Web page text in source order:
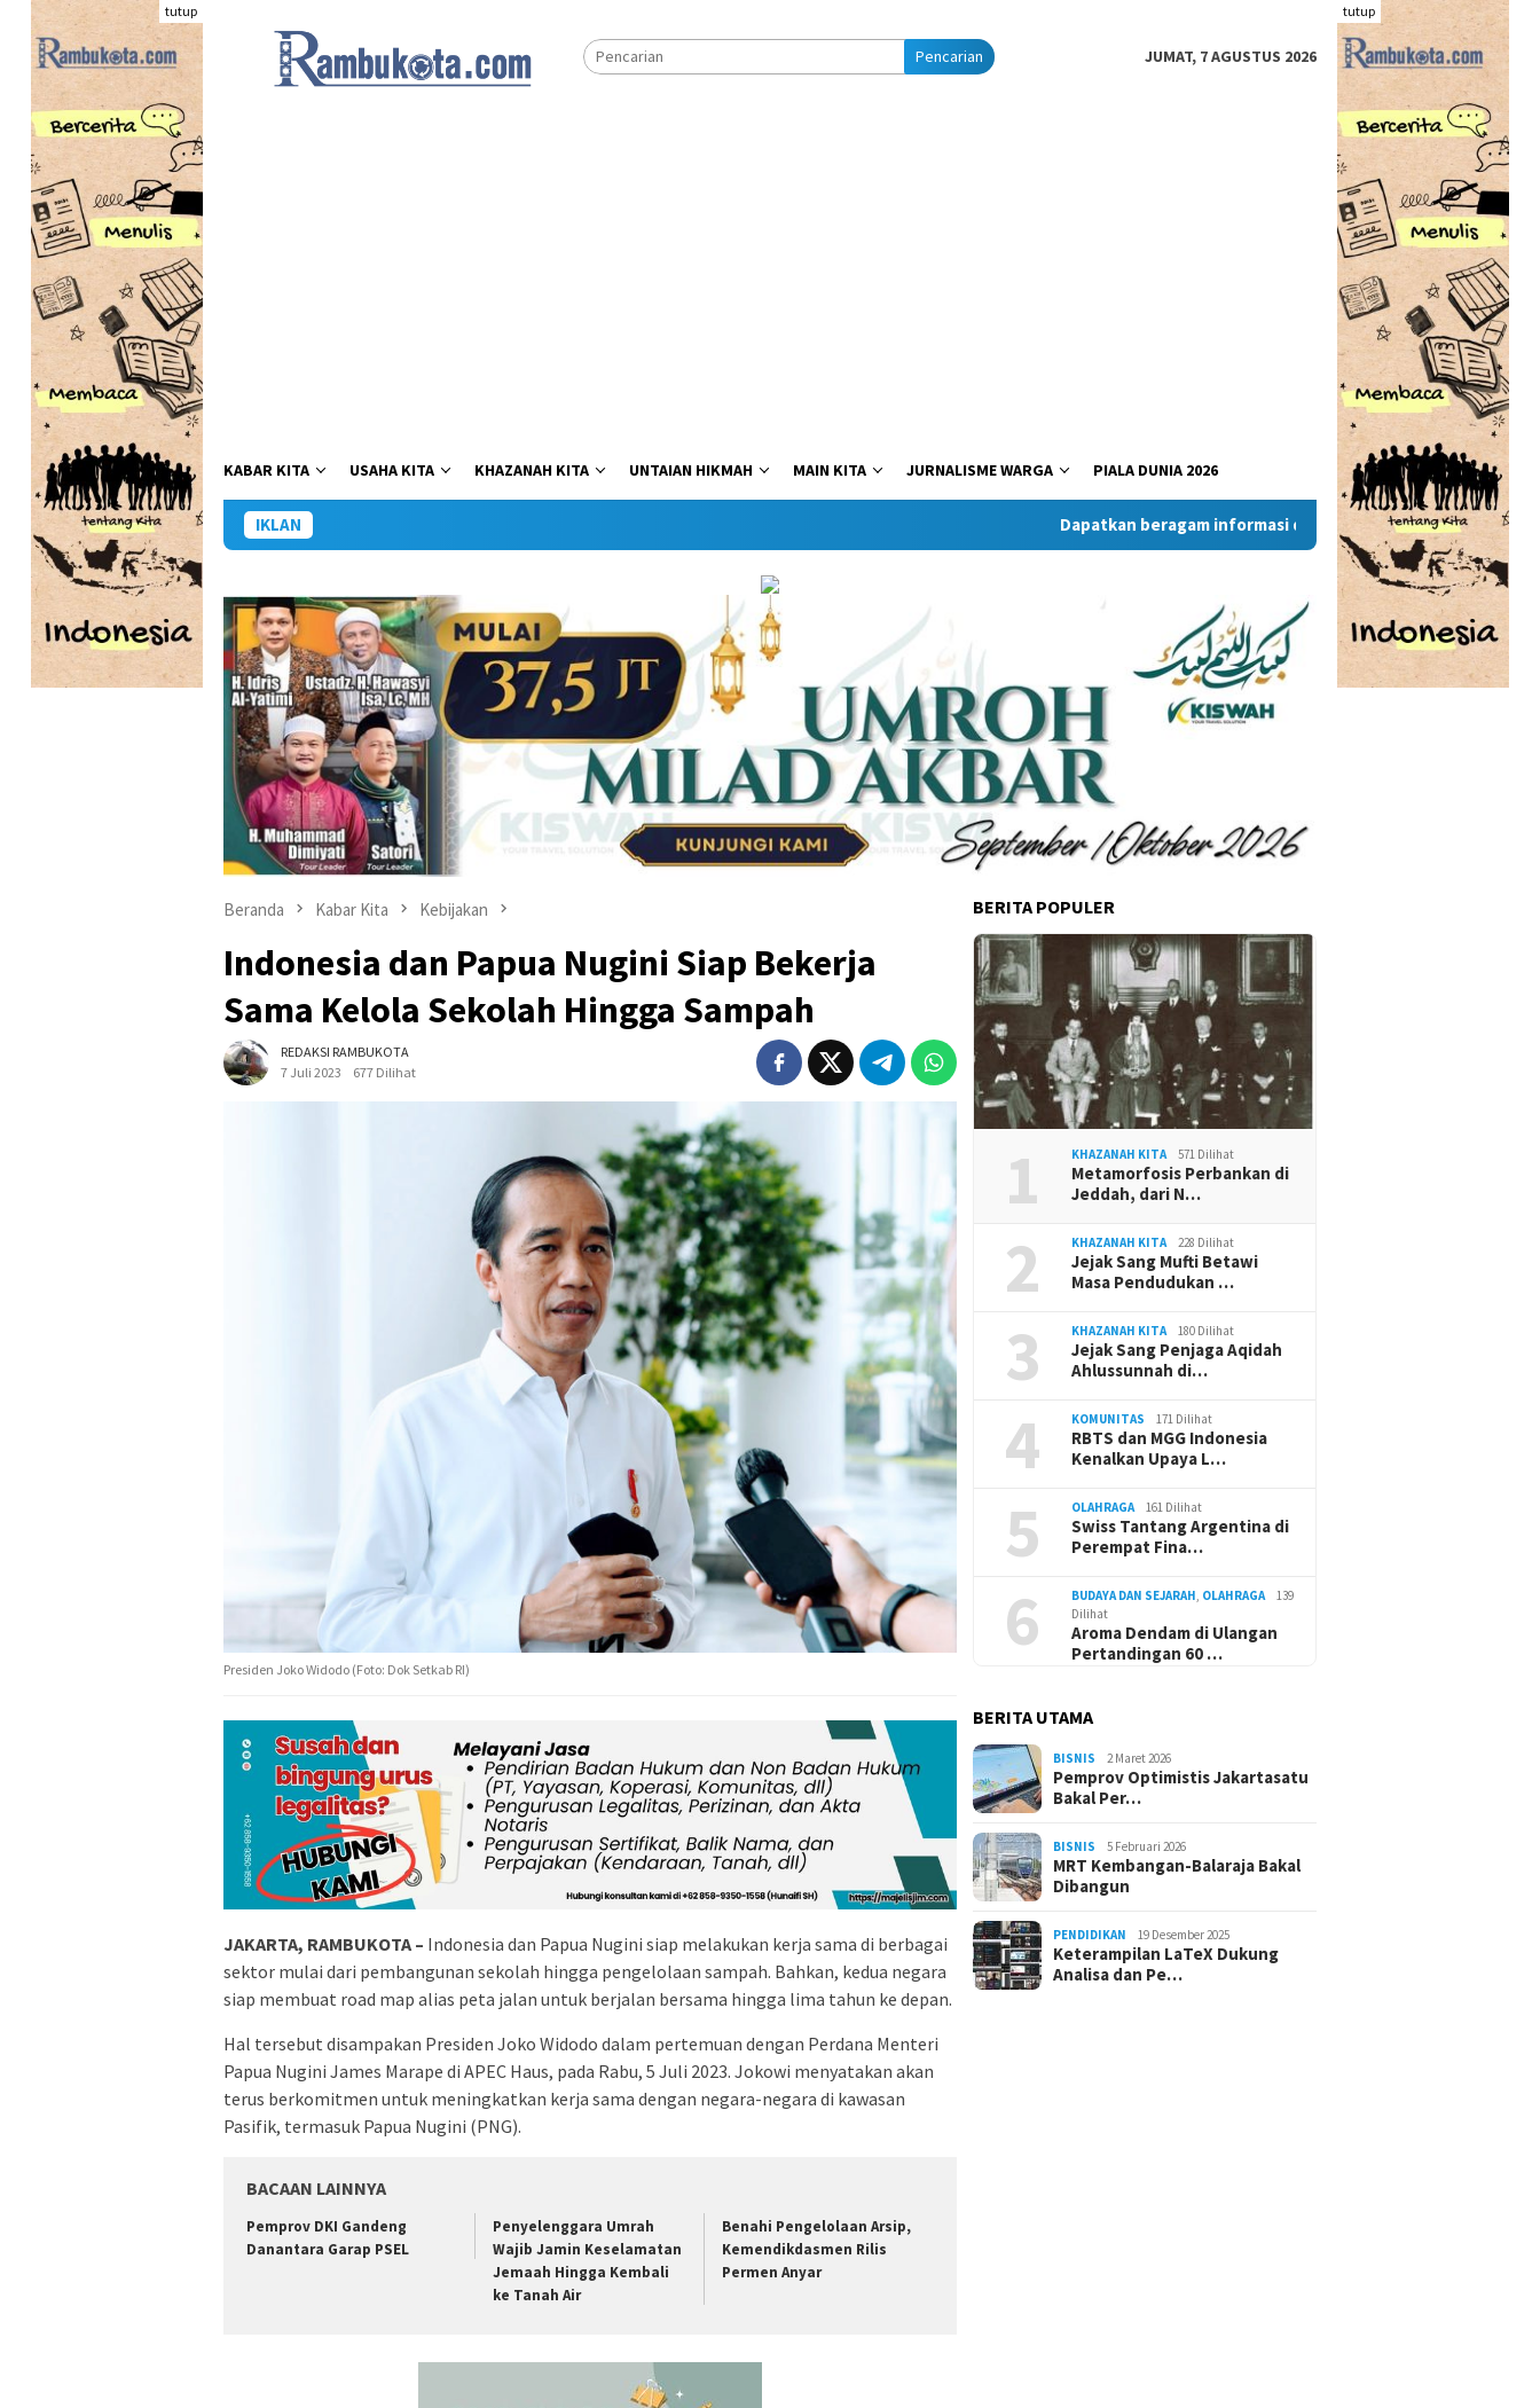
Loncat
konten
tutup tutup
Pencarian JUMAT, 7 AGUSTUS 2026
KABAR KITA USAHA KITA KHAZANAH KITA UNTAIAN HIKMAH MAIN KITA JURNALISME WARGA PIALA DUNIA 2026
IKLAN Dapatkan beragam informasi dan berita menarik dari situs
Beranda Kabar Kita Kebijakan
Indonesia dan Papua Nugini Siap Bekerja
Sama Kelola Sekolah Hingga Sampah
REDAKSI RAMBUKOTA
7 Juli 2023
677 Dilihat
Presiden Joko Widodo (Foto: Dok Setkab RI)
JAKARTA, RAMBUKOTA – Indonesia dan Papua Nugini siap melakukan kerja sama di berbagai
sektor mulai dari pembangunan sekolah hingga pengelolaan sampah. Bahkan, kedua negara
siap membuat road map alias peta jalan untuk berjalan bersama hingga lima tahun ke depan.
Hal tersebut disampakan Presiden Joko Widodo dalam pertemuan dengan Perdana Menteri
Papua Nugini James Marape di APEC Haus, pada Rabu, 5 Juli 2023. Jokowi menyatakan akan
terus berkomitmen untuk meningkatkan kerja sama dengan negara-negara di kawasan
Pasifik, termasuk Papua Nugini (PNG).
BACAAN LAINNYA
Pemprov DKI Gandeng
Danantara Garap PSEL
Penyelenggara Umrah
Wajib Jamin Keselamatan
Jemaah Hingga Kembali
ke Tanah Air
Benahi Pengelolaan Arsip,
Kemendikdasmen Rilis
Permen Anyar
BERITA POPULER
1 KHAZANAH KITA 571 Dilihat
Metamorfosis Perbankan di
Jeddah, dari N…
2 KHAZANAH KITA 228 Dilihat
Jejak Sang Mufti Betawi
Masa Pendudukan …
3 KHAZANAH KITA 180 Dilihat
Jejak Sang Penjaga Aqidah
Ahlussunnah di…
4 KOMUNITAS 171 Dilihat
RBTS dan MGG Indonesia
Kenalkan Upaya L…
5 OLAHRAGA 161 Dilihat
Swiss Tantang Argentina di
Perempat Fina…
6 BUDAYA DAN SEJARAH OLAHRAGA
139
Dilihat
Aroma Dendam di Ulangan
Pertandingan 60 …
BERITA UTAMA
BISNIS 2 Maret 2026
Pemprov Optimistis Jakartasatu
Bakal Per…
BISNIS 5 Februari 2026
MRT Kembangan-Balaraja Bakal
Dibangun
PENDIDIKAN 19 Desember 2025
Keterampilan LaTeX Dukung
Analisa dan Pe…